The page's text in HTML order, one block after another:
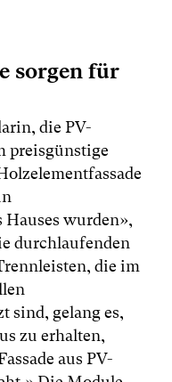
sorgen für
die PV-
preisgünstige
Hauses wurden»,
durchlaufenden
die im
sind, gelang es,
zu erhalten,
aus PV-